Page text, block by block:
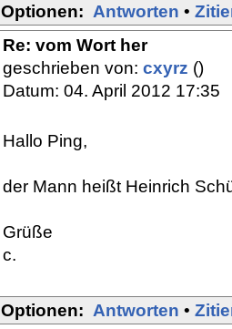
Optionen: Antworten •
Re: vom Wort her
geschrieben von: cxyrz ()
Datum: 04. April 2012 17:35
Hallo Ping,
der Mann heißt Heinrich
Grüße
c.
Optionen: Antworten •